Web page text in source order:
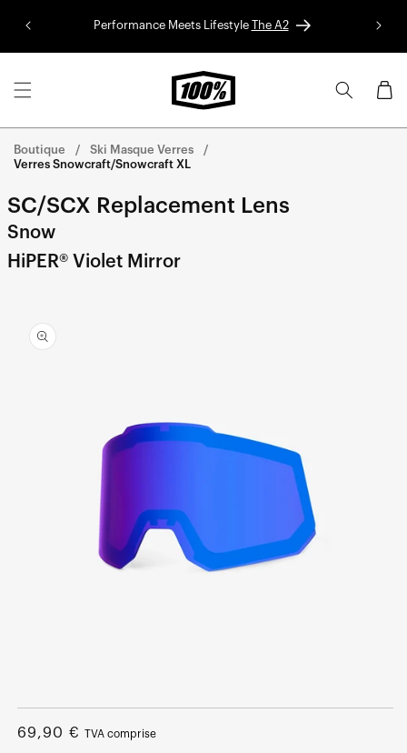
contenu
Performance Meets Lifestyle The A2
Panier
Boutique
Ski Masque Verres
Verres Snowcraft/Snowcraft XL
SC/SCX Replacement Lens
Snow
HiPER® Violet Mirror
informations
sur le
le
média
1
Prix
69,90 € TVA comprise